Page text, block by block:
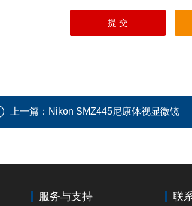
上一篇： Nikon SMZ445尼康体视显微镜
服务与支持 联